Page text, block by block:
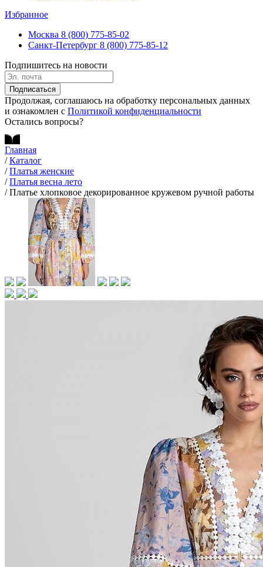
Избранное
Москва 8 (800) 775-85-02
Санкт-Петербург 8 (800) 775-85-12
Подпишитесь на новости
Подписаться
Продолжая, соглашаюсь на обработку персональных данных
и ознакомлен с Политикой конфиденциальности
Остались вопросы?
Главная
/ Каталог
/ Платья женские
/ Платья весна лето
/ Платье хлопковое декорированное кружевом ручной работы